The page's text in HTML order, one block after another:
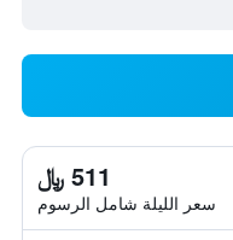
511 ﷼
سعر الليلة شامل الرسوم